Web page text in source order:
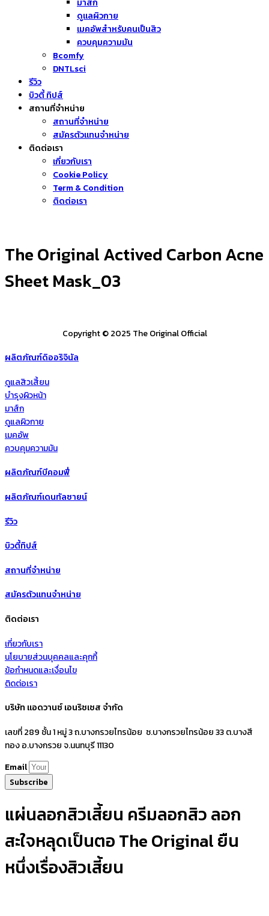
มาส์ก
ดูแลผิวกาย
เมคอัพสำหรับคนเป็นสิว
ควบคุมความมัน
Bcomfy
DNTLsci
รีวิว
บิวตี้ ทิปส์
สถานที่จำหน่าย
สถานที่จำหน่าย
สมัครตัวแทนจำหน่าย
ติดต่อเรา
เกี่ยวกับเรา
Cookie Policy
Term & Condition
ติดต่อเรา
The Original Actived Carbon Acne
Sheet Mask_03
Copyright © 2025 The Original Official
ผลิตภัณฑ์ดิออริจินัล
ดูแลสิวเสี้ยน
บำรุงผิวหน้า
มาส์ก
ดูแลผิวกาย
เมคอัพ
ควบคุมความมัน
ผลิตภัณฑ์บีคอมฟี่
ผลิตภัณฑ์เดนทัลซายน์
รีวิว
บิวตี้ทิปส์
สถานที่จำหน่าย
สมัครตัวแทนจำหน่าย
ติดต่อเรา
เกี่ยวกับเรา
นโยบายส่วนบุคคลและคุกกี้
ข้อกำหนดและเงื่อนไข
ติดต่อเรา
บริษัท แอดวานซ์ เอนริชเชส จำกัด
เลขที่ 289 ชั้น 1 หมู่ 3 ถ.บางกรวยไทรน้อย ซ.บางกรวยไทรน้อย 33 ต.บางสี
ทอง อ.บางกรวย จ.นนทบุรี 11130
Email
Subscribe
แผ่นลอกสิวเสี้ยน ครีมลอกสิว ลอก
สะใจหลุดเป็นตอ The Original ยืน
หนึ่งเรื่องสิวเสี้ยน